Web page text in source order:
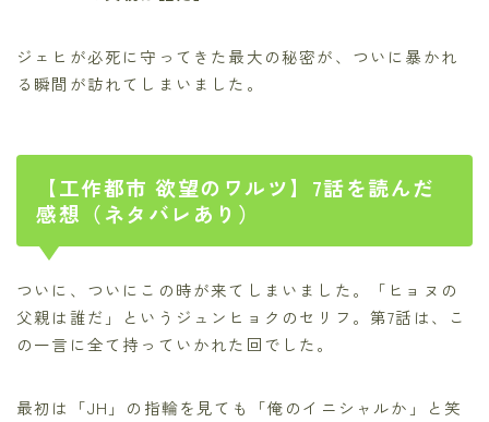
ジェヒが必死に守ってきた最大の秘密が、ついに暴かれ
る瞬間が訪れてしまいました。
【工作都市 欲望のワルツ】7話を読んだ
感想（ネタバレあり）
ついに、ついにこの時が来てしまいました。「ヒョヌの
父親は誰だ」というジュンヒョクのセリフ。第7話は、こ
の一言に全て持っていかれた回でした。
最初は「JH」の指輪を見ても「俺のイニシャルか」と笑